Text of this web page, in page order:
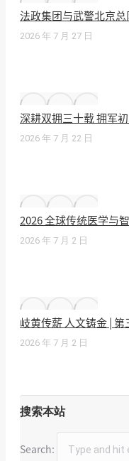
法政集团与武警北京
2026 年 7 月 27 日
深耕双拥三十载 拥军
2026 年 7 月 22 日
2026 全球传统医学与
2026 年 7 月 2 日
岐黄传薪 人文铸金 |
2026 年 7 月 2 日
搜索本站
Search: